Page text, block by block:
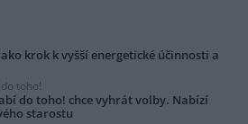
krok k vyšší energetické účinnosti a
toho!
do toho! chce vyhrát volby. Nabízí
starostu